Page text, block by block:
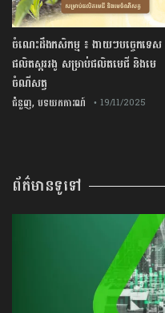
ចំណេះដឹងកសិកម្ម ៖ ងាយៗបច្ចេកទេស
ផលិតស្កររងូ សម្រាប់ផលិតមេជី និងមេ
ចំណីសត្វ
ជំនួញ,បទយកការណ៍ • 19/11/2025
ព័ត៌មានទូទៅ